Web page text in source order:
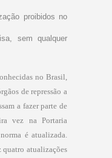
proibidos no
sem qualquer
no Brasil,
de repressão a
a fazer parte de
vez na Portaria
é atualizada.
quatro atualizações